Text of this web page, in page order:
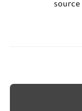
source